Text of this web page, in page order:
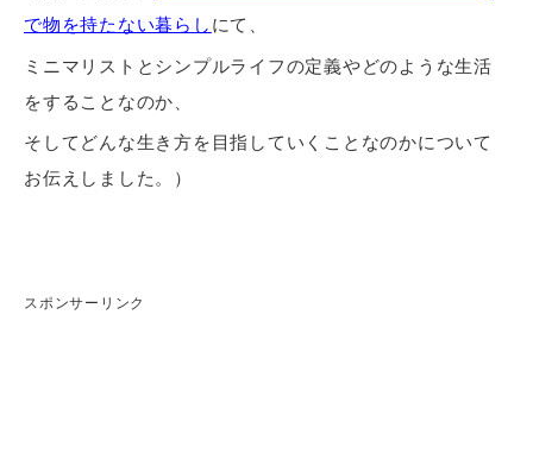
で物を持たない暮らし にて、
ミニマリストとシンプルライフの定義やどのような生活
をすることなのか、
そしてどんな生き方を目指していくことなのかについて
お伝えしました。）
スポンサーリンク